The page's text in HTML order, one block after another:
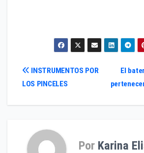
Navegación
El
INSTRUMENTOS POR
LOS PINCELES
Por Karina